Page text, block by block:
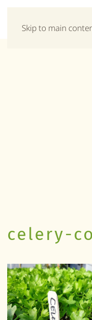
Skip to main
celery-